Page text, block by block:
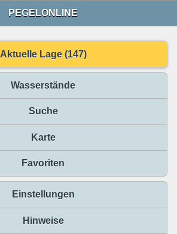
PEGELONLINE
Aktuelle Lage (147)
Wasserstände
Suche
Karte
Favoriten
Einstellungen
Hinweise